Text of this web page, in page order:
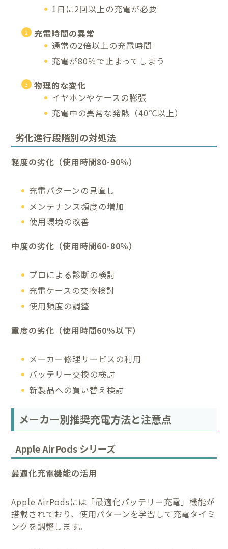
1日に2回以上の充電が必要
充電時間の異常
通常の2倍以上の充電時間
充電が80％で止まってしまう
物理的な変化
イヤホンやケースの膨張
充電中の異常な発熱（40℃以上）
劣化進行段階別の対処法
軽度の劣化（使用時間80-90％）
充電パターンの見直し
メンテナンス頻度の増加
使用環境の改善
中度の劣化（使用時間60-80％）
プロによる診断の検討
充電ケースの交換検討
使用頻度の調整
重度の劣化（使用時間60％以下）
メーカー修理サービスの利用
バッテリー交換の検討
新製品への買い替え検討
メーカー別推奨充電方法と注意点
Apple AirPods シリーズ
最適化充電機能の活用
Apple AirPodsには「最適化バッテリー充電」機能が
搭載されており、使用パターンを学習して充電タイミ
ングを調整します。